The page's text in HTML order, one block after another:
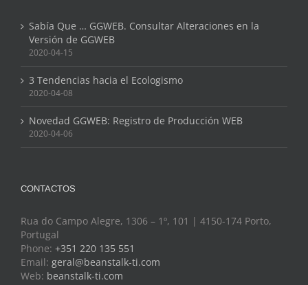
Sabía Que … GGWEB. Consultar Alteraciones en la
Versión de GGWEB
2020-04-15
3 Tendencias hacia el Ecologismo
2020-04-08
Novedad GGWEB: Registro de Producción WEB
2020-04-06
CONTACTOS
Rua do Campo Alegre, 1306 – 1º, 101 | 4150-174 Porto,
Portugal
Phone: +351 220 135 551
Email: geral@beanstalk-ti.com
Web: beanstalk-ti.com